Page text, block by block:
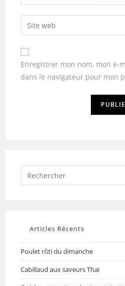
Enregistrer mon nom, mon e-
dans le navigateur pour mon
Articles Récents
Poulet rôti du dimanche
Cabillaud aux saveurs Thaï